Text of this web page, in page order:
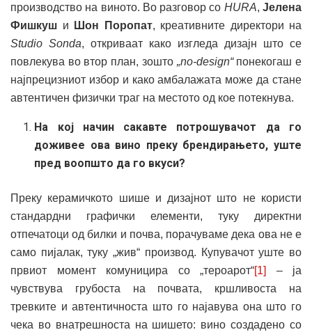
производство на виното. Во разговор со HURA,Јелена
Фишкуш и Шон Поропат, креативните директори на
Studio Sonda, откриваат како изгледа дизајн што се
повлекува во втор план, зошто „no-design“понекогаш е
најпрецизниот избор и како амбалажата може да стане
автентичен физички траг на местото од кое потекнува.
На кој начин сакавте потрошувачот да го
доживее ова вино преку брендирањето, уште
пред воопшто да го вкуси?
Преку керамичкото шише и дизајнот што не користи
стандардни графички елементи, туку директни
отпечатоци од билки и почва, порачуваме дека ова не е
само пијалак, туку „жив“ производ. Купувачот уште во
првиот момент комуницира со „тероарот“[1]
– ја
чувствува грубоста на почвата, кршливоста на
тревките и автентичноста што го најавува она што го
чека во внатрешноста на шишето: вино создадено со